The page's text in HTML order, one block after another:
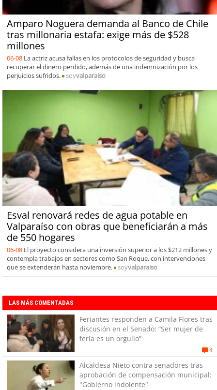
Amparo Noguera demanda al Banco de Chile
tras millonaria estafa: exige más de $528
millones
06-08 La actriz acusa fallas en los protocolos de seguridad y busca
recuperar el dinero perdido, además de una indemnización por los
perjuicios sufridos.
soyvalparaiso
Esval renovará redes de agua potable en
Valparaíso con obras que beneficiarán a más
de 550 hogares
06-08 El proyecto considera una inversión superior a los $212 millones y
contempla trabajos en sectores como San Roque, con intervenciones
que se extenderán hasta noviembre.
soyvalparaiso
LAS MÁS COMENTADAS
Feriantes responden a Camila Flores tras
discusión en el Senado: “Ser mujer de
feria es un orgullo”
4
Alcaldesa Nieto contra senadores tras
aprobación de compensación municipal:
"Gobierno indolente"